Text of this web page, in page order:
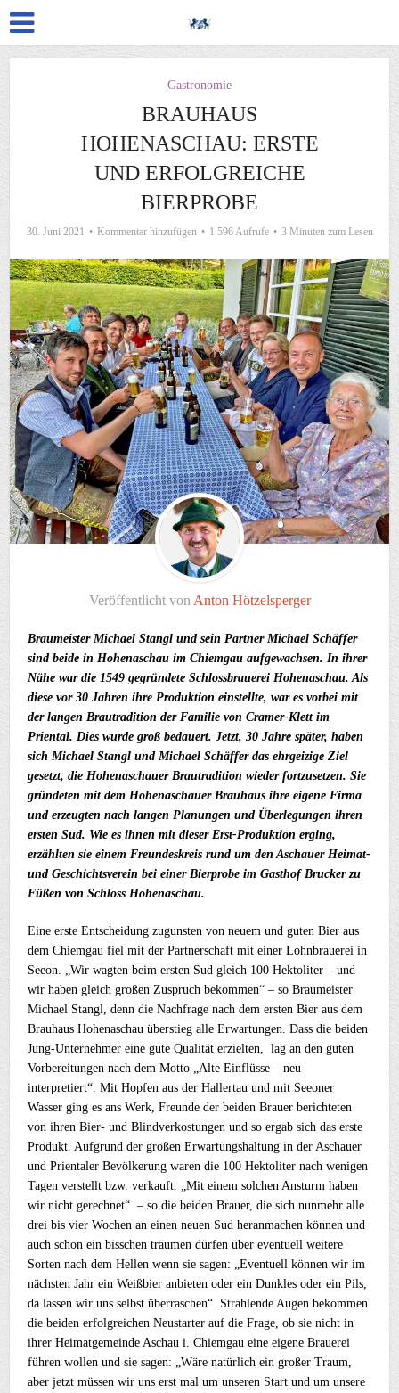
Gastronomie
BRAUHAUS
HOHENASCHAU: ERSTE
UND ERFOLGREICHE
BIERPROBE
30. Juni 2021 Kommentar hinzufügen 1.596 Aufrufe 3 Minuten zum Lesen
Veröffentlicht von Anton Hötzelsperger
Braumeister Michael Stangl und sein Partner Michael Schäffer
sind beide in Hohenaschau im Chiemgau aufgewachsen. In ihrer
Nähe war die 1549 gegründete Schlossbrauerei Hohenaschau. Als
diese vor 30 Jahren ihre Produktion einstellte, war es vorbei mit
der langen Brautradition der Familie von Cramer-Klett im
Priental. Dies wurde groß bedauert. Jetzt, 30 Jahre später, haben
sich Michael Stangl und Michael Schäffer das ehrgeizige Ziel
gesetzt, die Hohenaschauer Brautradition wieder fortzusetzen. Sie
gründeten mit dem Hohenaschauer Brauhaus ihre eigene Firma
und erzeugten nach langen Planungen und Überlegungen ihren
ersten Sud. Wie es ihnen mit dieser Erst-Produktion erging,
erzählten sie einem Freundeskreis rund um den Aschauer Heimat-
und Geschichtsverein bei einer Bierprobe im Gasthof Brucker zu
Füßen von Schloss Hohenaschau.
Eine erste Entscheidung zugunsten von neuem und guten Bier aus
dem Chiemgau fiel mit der Partnerschaft mit einer Lohnbrauerei in
Seeon. „Wir wagten beim ersten Sud gleich 100 Hektoliter – und
wir haben gleich großen Zuspruch bekommen“ – so Braumeister
Michael Stangl, denn die Nachfrage nach dem ersten Bier aus dem
Brauhaus Hohenaschau überstieg alle Erwartungen. Dass die beiden
Jung-Unternehmer eine gute Qualität erzielten, lag an den guten
Vorbereitungen nach dem Motto „Alte Einflüsse – neu
interpretiert“. Mit Hopfen aus der Hallertau und mit Seeoner
Wasser ging es ans Werk, Freunde der beiden Brauer berichteten
von ihren Bier- und Blindverkostungen und so ergab sich das erste
Produkt. Aufgrund der großen Erwartungshaltung in der Aschauer
und Prientaler Bevölkerung waren die 100 Hektoliter nach wenigen
Tagen verstellt bzw. verkauft. „Mit einem solchen Ansturm haben
wir nicht gerechnet“ – so die beiden Brauer, die sich nunmehr alle
drei bis vier Wochen an einen neuen Sud heranmachen können und
auch schon ein bisschen träumen dürfen über eventuell weitere
Sorten nach dem Hellen wenn sie sagen: „Eventuell können wir im
nächsten Jahr ein Weißbier anbieten oder ein Dunkles oder ein Pils,
da lassen wir uns selbst überraschen“. Strahlende Augen bekommen
die beiden erfolgreichen Neustarter auf die Frage, ob sie nicht in
ihrer Heimatgemeinde Aschau i. Chiemgau eine eigene Brauerei
führen wollen und sie sagen: „Wäre natürlich ein großer Traum,
aber jetzt müssen wir uns erst mal um unseren Start und um unsere